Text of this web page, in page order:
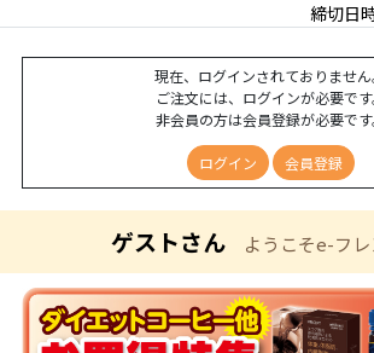
締切日
現在、ログインされておりません
ご注文には、ログインが必要です
非会員の方は会員登録が必要です
ログイン 会員登録
ゲストさんようこそe-フレ